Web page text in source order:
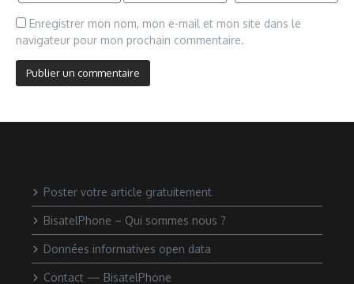
Enregistrer mon nom, mon e-mail et mon site dans le
navigateur pour mon prochain commentaire.
Poster votre article gratuitement
BisatelPhone – Qui sommes nous ?
Données informatives open data
Contact — BisatelPhone